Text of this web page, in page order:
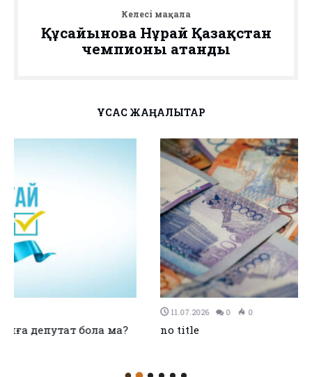
Келесі мақала
Құсайынова Нұрай Қазақстан
чемпионы атанды
ҰҚСАС ЖАҢАЛЫҚТАР
no title